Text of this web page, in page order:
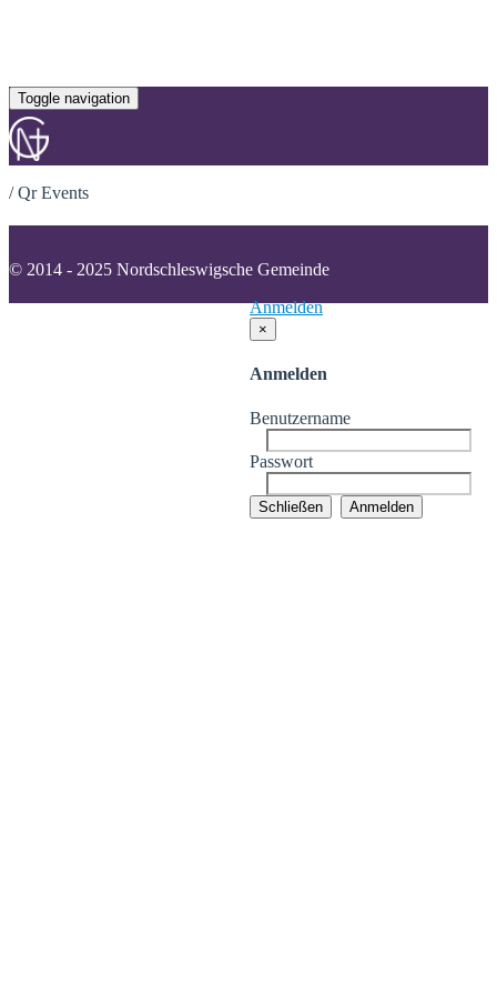
Toggle navigation
/Qr Events
© 2014 - 2025 Nordschleswigsche Gemeinde
Anmelden
×
Anmelden
Benutzername
Passwort
Schließen